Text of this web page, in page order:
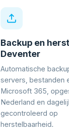
Backup en
Deventer
Automatische
servers, bestanden
Microsoft 365,
Nederland en
gecontroleerd op
herstelbaarheid.